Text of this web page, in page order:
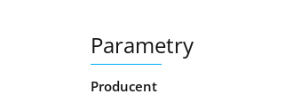
Parametry
Producent